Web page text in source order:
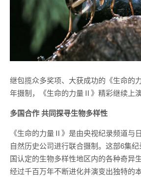
继包揽众多奖项、大获成功的《生命的
年摄制，《生命的力量Ⅱ》精彩继续上演
多国合作 共同探寻生物多样性
《生命的力量Ⅱ》是由央视纪录频道与
自然历史公司进行联合摄制。这部6集
国认定的生物多样性地区内的各种奇异
经过千百万年不断进化并演变出独特的